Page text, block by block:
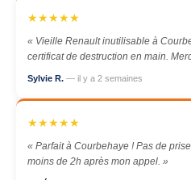
★★★★★
« Vieille Renault inutilisable à
certificat de destruction en main.
Sylvie R. — il y a 2 semaines
★★★★★
« Parfait à Courbehaye ! Pas de
moins de 2h après mon appel. »